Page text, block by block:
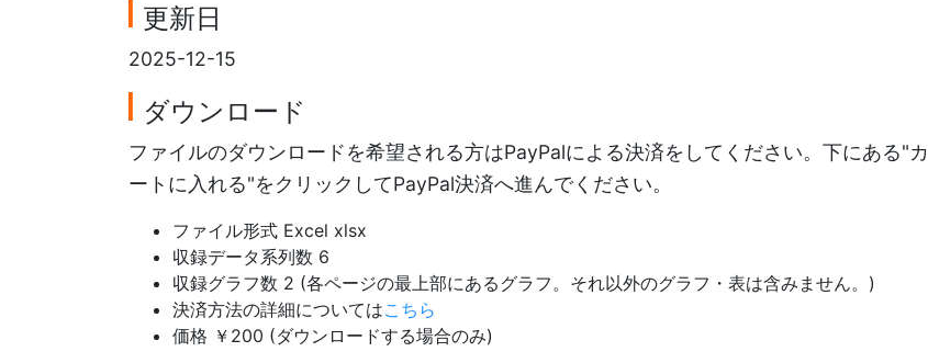
更新日
2025-12-15
ダウンロード
ファイルのダウンロードを希望される方はPayPalによる決済をしてください。下にある"カ
ートに入れる"をクリックしてPayPal決済へ進んでください。
ファイル形式 Excel xlsx
収録データ系列数 6
収録グラフ数 2 (各ページの最上部にあるグラフ。それ以外のグラフ・表は含みません。)
決済方法の詳細についてはこちら
価格 ￥200 (ダウンロードする場合のみ)